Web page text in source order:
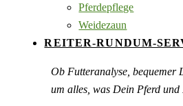
Pferdepflege
Weidezaun
REITER-RUNDUM-
Ob Futteranalyse, bequemer
um alles, was Dein Pferd